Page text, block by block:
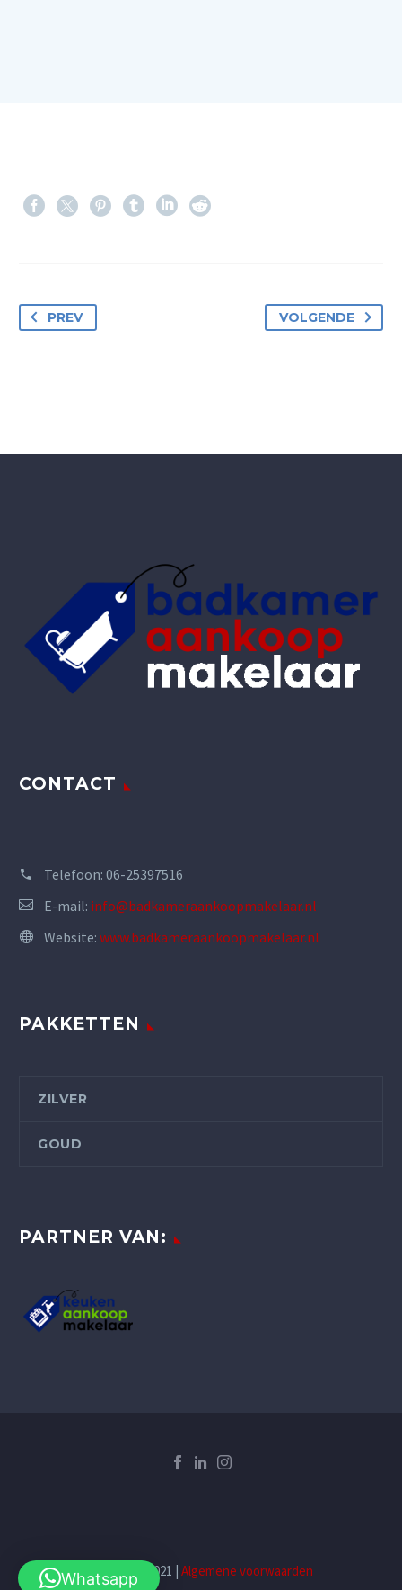
PREV VOLGENDE
CONTACT
Telefoon: 06-25397516
E-mail: info@badkameraankoopmakelaar.nl
Website: www.badkameraankoopmakelaar.nl
PAKKETTEN
ZILVER
GOUD
PARTNER VAN:
Copyright 2021 | Algemene voorwaarden
Whatsapp